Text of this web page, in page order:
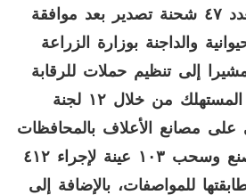
للمواصفات الدولية لعدد ٤٧ شحنة تصدير بعد موافقة
والداجنة بوزارة الزراعة
إلى تنظيم حملات للرقابة
على الأسواق لحماية المستهلك من خلال ١٢ لجنة
مصانع الأعلاف بالمحافظات
المختلفة لعدد ٢٤ مصنع وسحب ١٠٣ عينة لإجراء ٤١٢
للمواصفات، بالإضافة إلى